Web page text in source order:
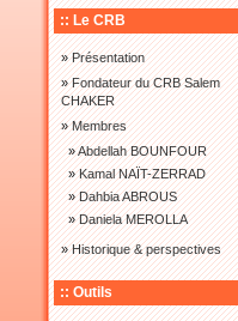
:: Le CRB
»Présentation
»Fondateur du CRB Salem
CHAKER
»Membres
»Abdellah BOUNFOUR
»Kamal NAÏT-ZERRAD
»Dahbia ABROUS
»Daniela MEROLLA
»Historique & perspectives
:: Outils